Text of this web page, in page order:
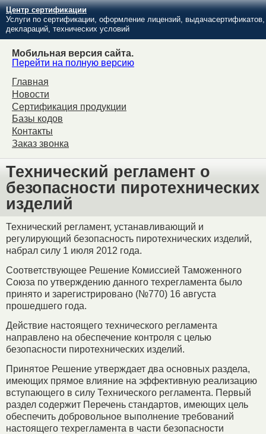
Центр сертификации
Услуги по сертификации, оформление лицензий, выдачасертификатов,
деклараций, технических условий
Мобильная версия сайта.
Перейти на полную версию
Главная
Новости
Сертификация продукции
Базы кодов
Контакты
Заказ звонка
Технический регламент о
безопасности пиротехнических
изделий
Технический регламент, устанавливающий и
регулирующий безопасность пиротехнических изделий,
набрал силу 1 июля 2012 года.
Соответствующее Решение Комиссией Таможенного
Союза по утверждению данного техрегламента было
принято и зарегистрировано (№770) 16 августа
прошедшего года.
Действие настоящего технического регламента
направлено на обеспечение контроля с целью
безопасности пиротехнических изделий.
Принятое Решение утверждает два основных раздела,
имеющих прямое влияние на эффективную реализацию
вступающего в силу Технического регламента. Первый
раздел содержит Перечень стандартов, имеющих цель
обеспечить добровольное выполнение требований
настоящего техрегламента в части безопасности